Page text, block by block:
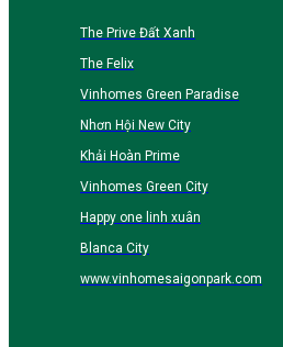
The Prive Đất Xanh
The Felix
Vinhomes Green Paradise
Nhơn Hội New City
Khải Hoàn Prime
Vinhomes Green City
Happy one linh xuân
Blanca City
www.vinhomesaigonpark.com